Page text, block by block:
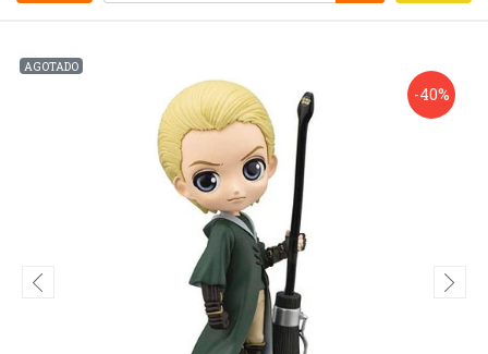
AGOTADO
-40%